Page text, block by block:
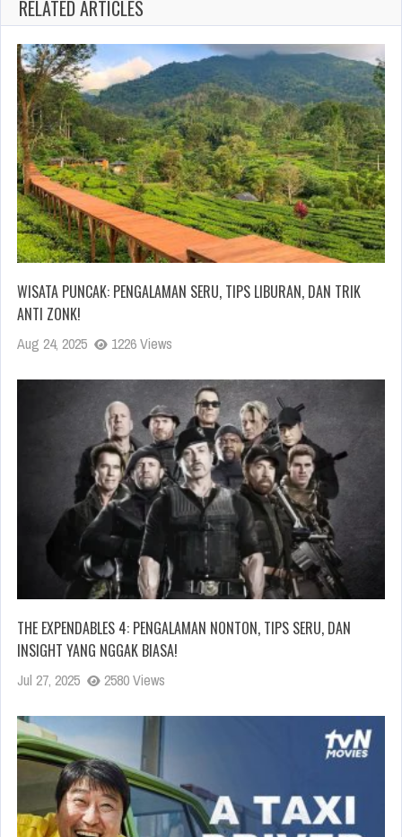
RELATED ARTICLES
WISATA PUNCAK: PENGALAMAN SERU, TIPS LIBURAN, DAN TRIK
ANTI ZONK!
Aug 24, 2025 1226 Views
THE EXPENDABLES 4: PENGALAMAN NONTON, TIPS SERU, DAN
INSIGHT YANG NGGAK BIASA!
Jul 27, 2025 2580 Views